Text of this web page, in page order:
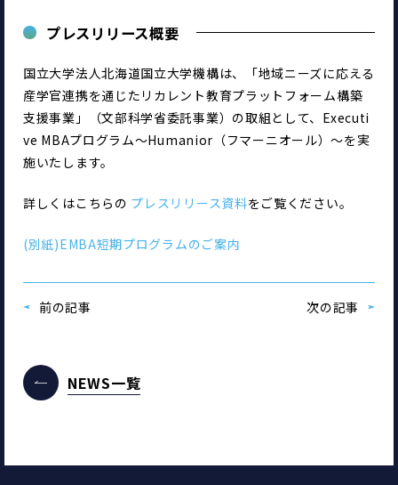
プレスリリース概要
国立大学法人北海道国立大学機構は、「地域ニーズに応える
産学官連携を通じたリカレント教育プラットフォーム構築
支援事業」（文部科学省委託事業）の取組として、Executi
ve MBAプログラム～Humanior（フマーニオール）～を実
施いたします。
詳しくはこちらの プレスリリース資料をご覧ください。
(別紙)EMBA短期プログラムのご案内
前の記事 次の記事
NEWS一覧